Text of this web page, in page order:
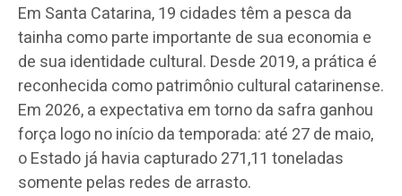
Em Santa Catarina, 19 cidades têm a pesca da
tainha como parte importante de sua economia e
de sua identidade cultural. Desde 2019, a prática é
reconhecida como patrimônio cultural catarinense.
Em 2026, a expectativa em torno da safra ganhou
força logo no início da temporada: até 27 de maio,
o Estado já havia capturado 271,11 toneladas
somente pelas redes de arrasto.